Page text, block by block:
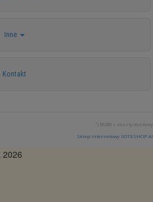
Inne
Kontakt
*) brutto + koszty dostawy
Sklep internetowy SOTESHOP AI
2026